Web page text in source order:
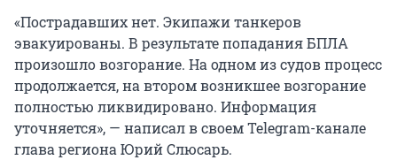
«Пострадавших нет. Экипажи танкеров
эвакуированы. В результате попадания БПЛА
произошло возгорание. На одном из судов процесс
продолжается, на втором возникшее возгорание
полностью ликвидировано. Информация
уточняется», — написал в своем Telegram-канале
глава региона Юрий Слюсарь.